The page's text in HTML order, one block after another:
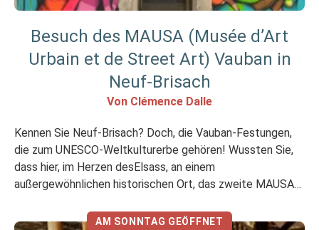
Besuch des MAUSA (Musée d’Art
Urbain et de Street Art) Vauban in
Neuf-Brisach
Von Clémence Dalle
Kennen Sie Neuf-Brisach? Doch, die Vauban-Festungen,
die zum UNESCO-Weltkulturerbe gehören! Wussten Sie,
dass hier, im Herzen desElsass, an einem
außergewöhnlichen historischen Ort, das zweite MAUSA
entstanden ist? Soll ich Sie mitnehmen? Meine Meinung in
AM SONNTAG GEÖFFNET